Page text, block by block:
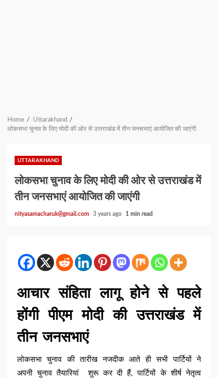
Home
Uttarakhand
लोकसभा चुनाव के लिए मोदी की ओर से उत्तराखंड में तीन जनसभाएं आयोजित की जाएंगी
UTTARAKHAND
लोकसभा चुनाव के लिए मोदी की ओर से उत्तराखंड में
तीन जनसभाएं आयोजित की जाएंगी
nityasamacharuk@gmail.com 3 years ago 1 min read
आचार संहिता लागू होने से पहले
होंगी पीएम मोदी की उत्तराखंड में
तीन जनसभाएं
लोकसभा चुनाव की तारीख नजदीक आते ही सभी पार्टियों ने
अपनी चुनाव तैयारियां शुरू कर दी हैं, पार्टियों के शीर्ष नेतृत्व